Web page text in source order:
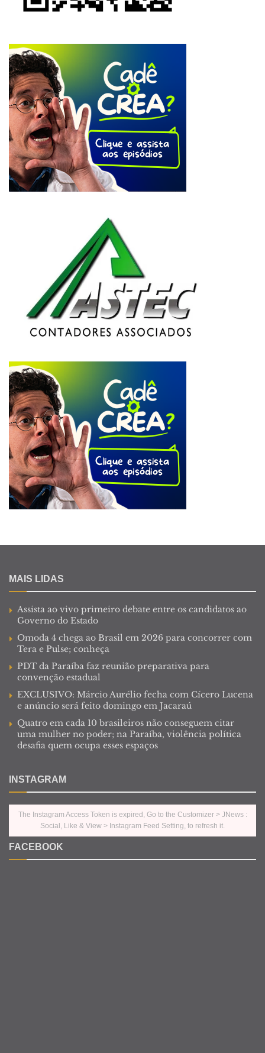
MAIS LIDAS
Assista ao vivo primeiro debate entre os candidatos ao
Governo do Estado
Omoda 4 chega ao Brasil em 2026 para concorrer com
Tera e Pulse; conheça
PDT da Paraíba faz reunião preparativa para
convenção estadual
EXCLUSIVO: Márcio Aurélio fecha com Cícero Lucena
e anúncio será feito domingo em Jacaraú
Quatro em cada 10 brasileiros não conseguem citar
uma mulher no poder; na Paraíba, violência política
desafia quem ocupa esses espaços
INSTAGRAM
The Instagram Access Token is expired, Go to the Customizer > JNews :
Social, Like & View > Instagram Feed Setting, to refresh it.
FACEBOOK